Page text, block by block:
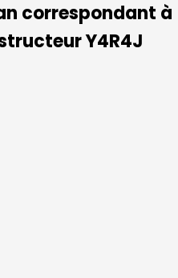
correspondant à
Y4R4J